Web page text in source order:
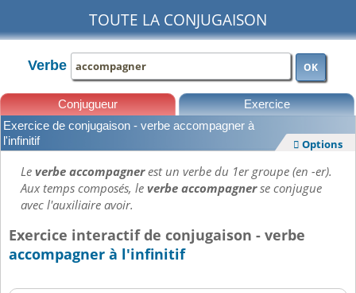
TOUTE LA CONJUGAISON
Verbe OK
Conjugueur Exercice
Exercice de conjugaison - verbe accompagner à
l'infinitif
 Options
Leverbe accompagnerest un verbe du 1er groupe (en -er).
Aux temps composés, leverbe accompagnerse conjugue
avec l'auxiliaire avoir.
Exercice interactif de conjugaison - verbe
accompagner à l'infinitif